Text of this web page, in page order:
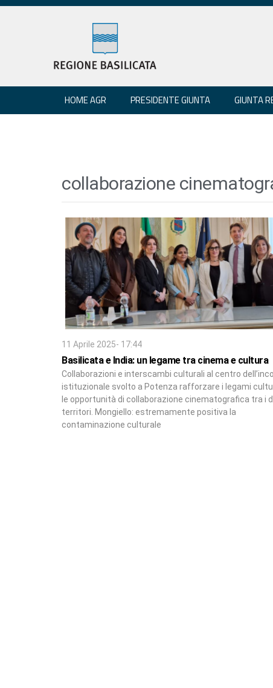
HOME AGR PRESIDENTE GIUNTA GIUNTA
collaborazione
11 Aprile 2025- 17:44
Basilicata e India: un legame tra cinema e cultura
Collaborazioni e interscambi culturali al centro
istituzionale svolto a Potenza rafforzare i legami
le opportunità di collaborazione cinematografica tra i
territori. Mongiello: estremamente positiva la
contaminazione culturale